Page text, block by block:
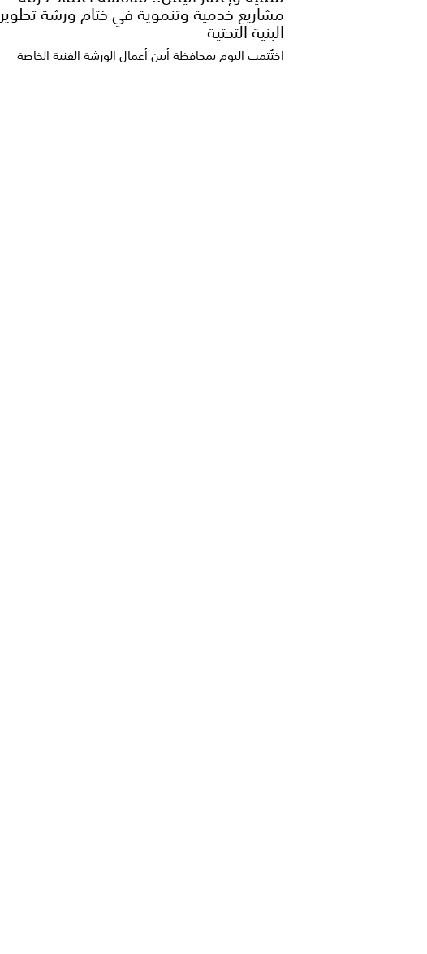
مشاريع خدمية وتنموية في ختام ورشة تطوير
البنية التحتية
اختُتمت اليوم بمحافظة أبين أعمال الورشة الفنية الخاصة